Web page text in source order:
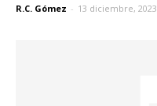
R.C. Gómez - 13 diciembre, 2023